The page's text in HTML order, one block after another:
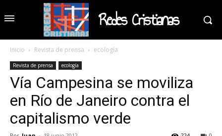
Redes Cristianas
Inicio Revista de prensa ecología
Revista de prensa ecología
Vía Campesina se moviliza
en Río de Janeiro contra el
capitalismo verde